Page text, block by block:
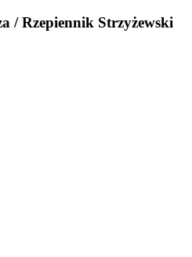
/ Rzepiennik Strzyżewski